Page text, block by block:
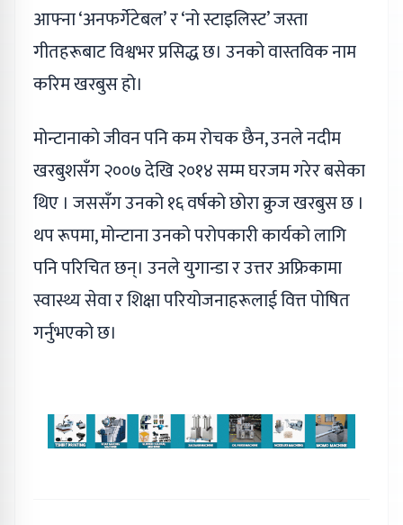
आफ्ना ‘अनफर्गेटेबल’ र ‘नो स्टाइलिस्ट’ जस्ता
गीतहरूबाट विश्वभर प्रसिद्ध छ। उनको वास्तविक नाम
करिम खरबुस हो।
मोन्टानाकाे जीवन पनि कम रोचक छैन, उनले नदीम
खरबुशसँग २००७ देखि २०१४ सम्म घरजम गरेर बसेका
थिए । जससँग उनको १६ वर्षको छोरा क्रुज खरबुस छ ।
थप रूपमा, मोन्टाना उनको परोपकारी कार्यको लागि
पनि परिचित छन्। उनले युगान्डा र उत्तर अफ्रिकामा
स्वास्थ्य सेवा र शिक्षा परियोजनाहरूलाई वित्त पोषित
गर्नुभएको छ।